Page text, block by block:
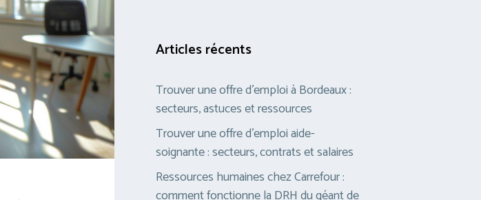
Articles récents
Trouver une offre d’emploi à Bordeaux :
secteurs, astuces et ressources
Trouver une offre d’emploi aide-
soignante : secteurs, contrats et salaires
Ressources humaines chez Carrefour :
comment fonctionne la DRH du géant de